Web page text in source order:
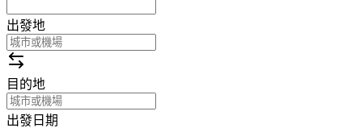
出發地
目的地
出發日期